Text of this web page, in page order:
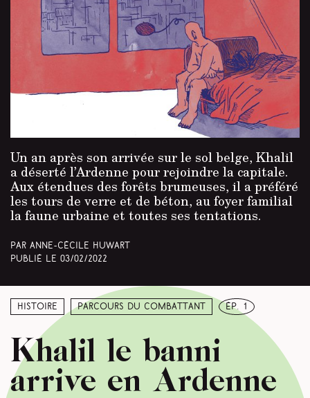
Un an après son arrivée sur le sol belge, Khalil
a déserté l’Ardenne pour rejoindre la capitale.
Aux étendues des forêts brumeuses, il a préféré
les tours de verre et de béton, au foyer familial
la faune urbaine et toutes ses tentations.
Par Anne-Cécile Huwart
Publié le 03/02/2022
Histoire Parcours du combattant ép. 1
Khalil le banni
arrive en Ardenne